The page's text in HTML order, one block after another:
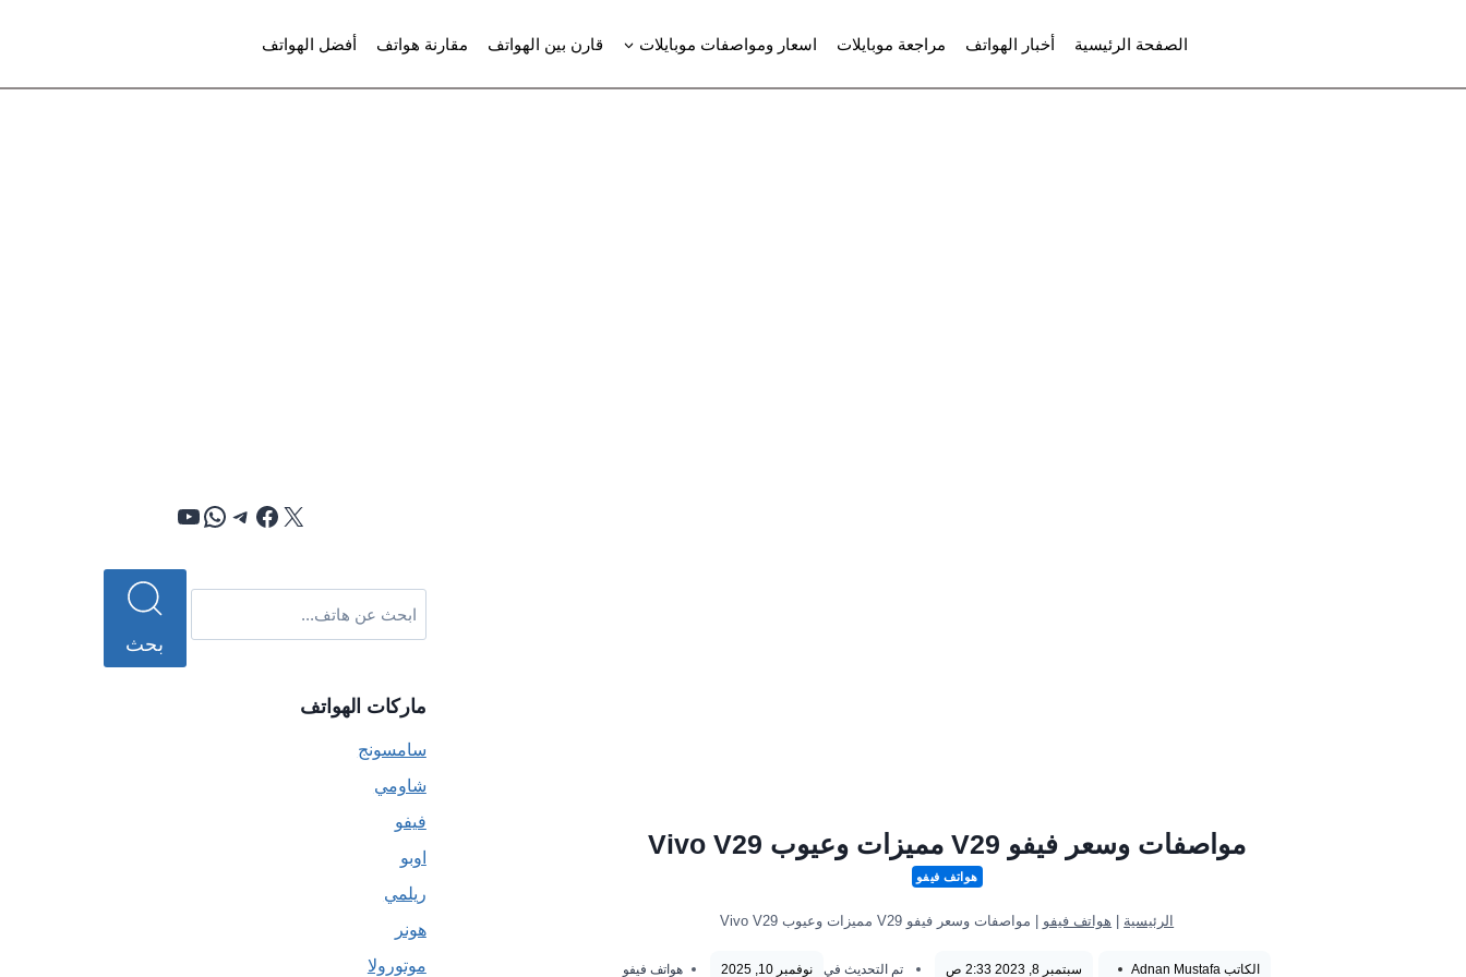
المحتوى
الصفحة الرئيسية أخبار الهواتف مراجعة موبايلات اسعار ومواصفات موبايلات قارن بين الهواتف مقارنة هواتف أفضل الهواتف
مواصفات وسعر فيفو V29 مميزات وعيوب Vivo V29
هواتف فيفو
الرئيسية هواتف فيفو مواصفات وسعر فيفو V29 مميزات وعيوب Vivo V29
الكاتب Adnan Mustafa سبتمبر 8, 2023 2:33 ص تم التحديث في نوفمبر 10, 2025 هواتف فيفو
إكسفيسبوك
تيليجرام
واتساب
يوتيوب
بحث
ماركات الهواتف
سامسونج
شاومي
فيفو
اوبو
ريلمي
هونر
موتورولا